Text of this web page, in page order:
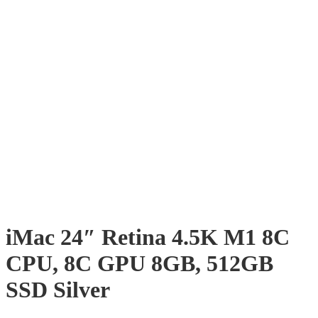
iMac 24″ Retina 4.5K M1 8C
CPU, 8C GPU 8GB, 512GB
SSD Silver